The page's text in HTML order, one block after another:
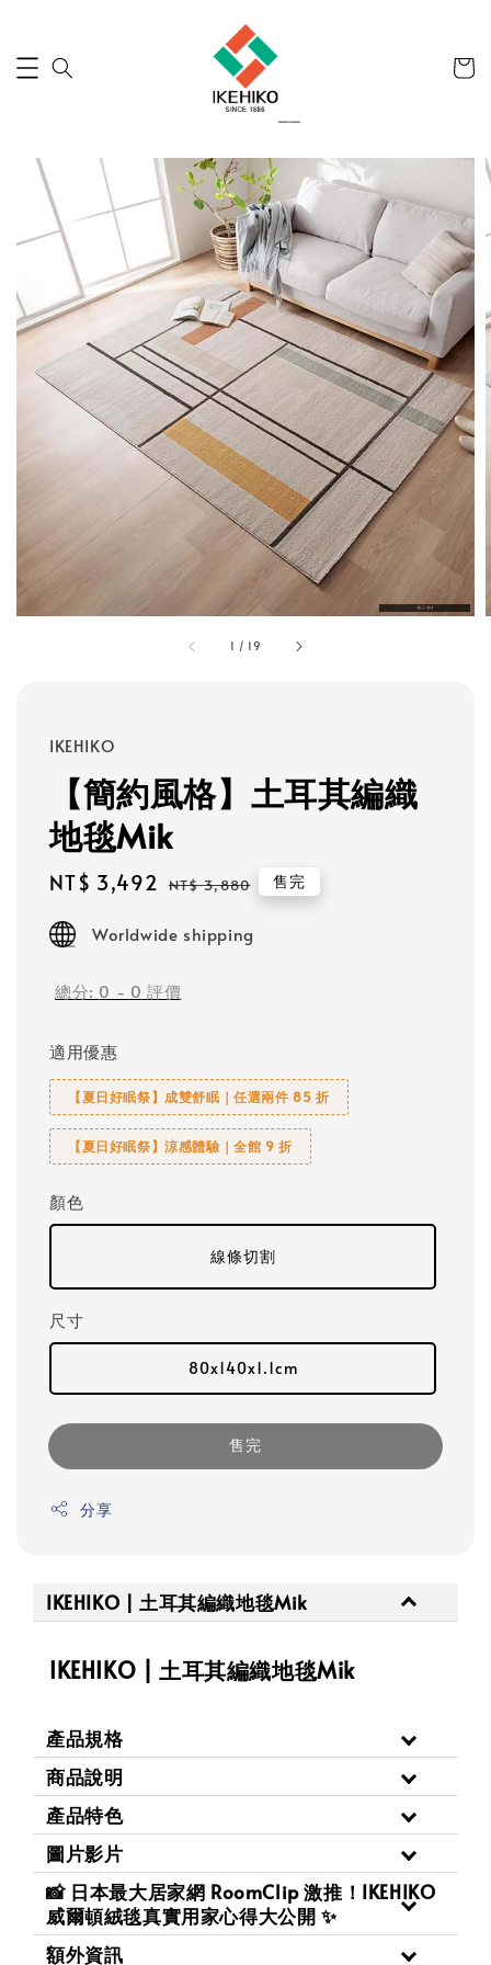
1 / 19
IKEHIKO
【簡約風格】土耳其編織
地毯Mik
Sale
NT$ 3,492 Regular
NT$ 3,880 售完
Worldwide shipping
總分: 0 - 0 評價
適用優惠
【夏日好眠祭】成雙舒眠｜任選兩件 85 折
【夏日好眠祭】涼感體驗｜全館 9 折
顏色
線條切割
尺寸
80x140x1.1cm
售完
分享
IKEHIKO | 土耳其編織地毯Mik
IKEHIKO | 土耳其編織地毯Mik
產品規格
商品說明
產品特色
圖片影片
📸 日本最大居家網 RoomClip 激推！IKEHIKO
威爾頓絨毯真實用家心得大公開 ✨
額外資訊